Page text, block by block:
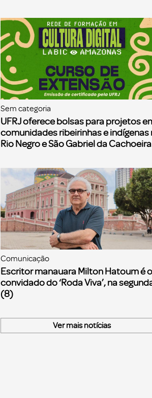
Sem categoria
UFRJ oferece bolsas para projetos
comunidades ribeirinhas e indígenas
Rio Negro e São Gabriel da Cachoeira
Comunicação
Escritor manauara Milton Hatoum é o
convidado do ‘Roda Viva’, na
(8)
Ver mais notícias